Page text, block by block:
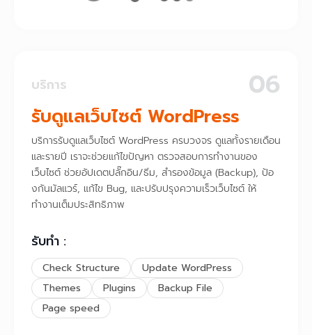
บริการ 06
รับดูแลเว็บไซต์ WordPress
บริการรับดูแลเว็บไซต์ WordPress ครบวงจร ดูแลทั้งรายเดือน
และรายปี เราจะช่วยแก้ไขปัญหา ตรวจสอบการทำงานของ
เว็บไซต์ ช่วยอัปเดตปลั๊กอิน/ธีม, สำรองข้อมูล (Backup), ป้อ
งกันมัลแวร์, แก้ไข Bug, และปรับปรุงความเร็วเว็บไซต์ ให้
ทำงานเต็มประสิทธิภาพ
รับทำ :
Check Structure
Update WordPress
Themes
Plugins
Backup File
Page speed